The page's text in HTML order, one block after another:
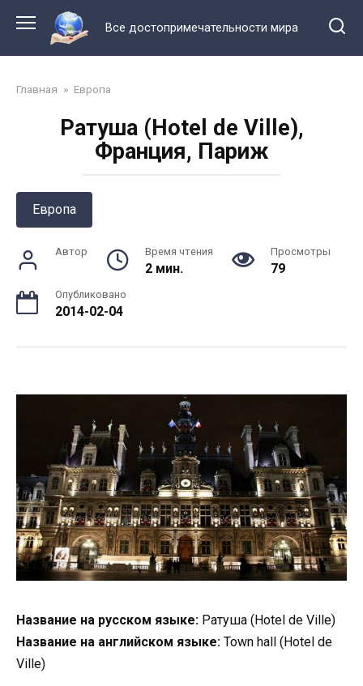
контенту
Все достопримечательности мира
Главная » Европа
Ратуша (Hotel de Ville),
Франция, Париж
Европа
Автор Время чтения
2 мин.
Просмотры
79
Опубликовано
2014-02-04
Название на русском языке: Ратуша (Hotel de Ville)
Название на английском языке: Town hall (Hotel de
Ville)